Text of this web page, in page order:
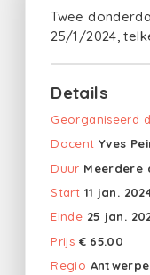
Twee
25/1/2024,
Details
Georganiseerd
Docent Yves
Duur Meerdere
Start 11 jan.
Einde 25 jan.
Prijs € 65.00
Regio